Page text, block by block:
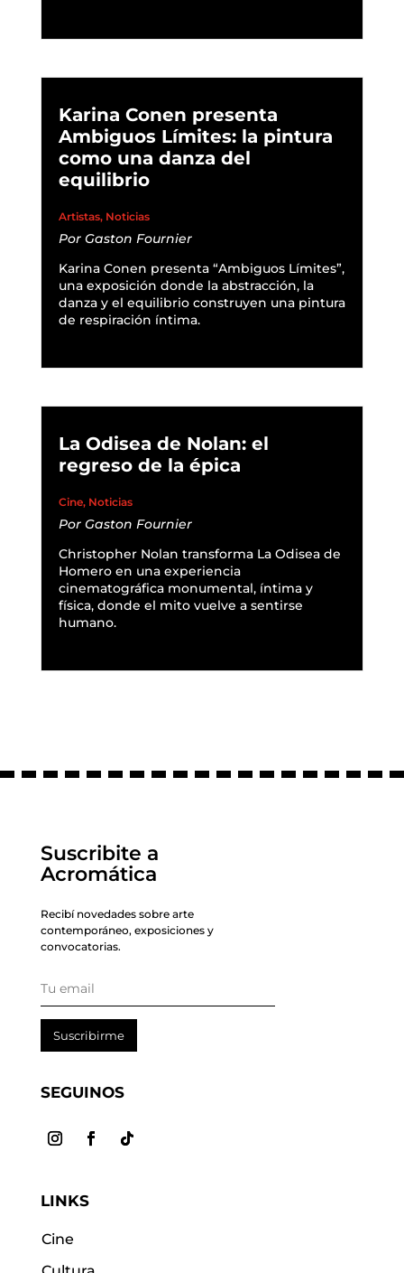
Karina Conen presenta
Ambiguos Límites: la pintura
como una danza del
equilibrio
Artistas, Noticias
Por Gaston Fournier
Karina Conen presenta “Ambiguos Límites”,
una exposición donde la abstracción, la
danza y el equilibrio construyen una pintura
de respiración íntima.
La Odisea de Nolan: el
regreso de la épica
Cine, Noticias
Por Gaston Fournier
Christopher Nolan transforma La Odisea de
Homero en una experiencia
cinematográfica monumental, íntima y
física, donde el mito vuelve a sentirse
humano.
Suscribite a
Acromática
Recibí novedades sobre arte
contemporáneo, exposiciones y
convocatorias.
Suscribirme
SEGUINOS
LINKS
Cine